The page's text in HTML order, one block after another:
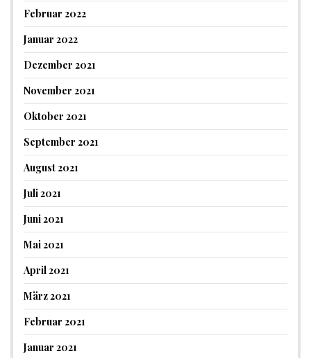
Februar 2022
Januar 2022
Dezember 2021
November 2021
Oktober 2021
September 2021
August 2021
Juli 2021
Juni 2021
Mai 2021
April 2021
März 2021
Februar 2021
Januar 2021